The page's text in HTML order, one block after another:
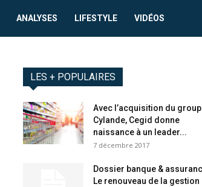
ANALYSES LIFESTYLE VIDÉOS
LES + POPULAIRES
Avec l’acquisition du
Cylande, Cegid donne
naissance à un leader...
7 décembre 2017
Dossier banque &
Le renouveau de la gestion